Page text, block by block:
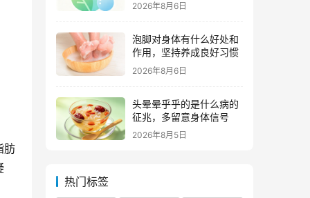
肪
2026年8月6日
泡脚对身体有什么好处和
作用，坚持养成良好习惯
2026年8月6日
头晕晕乎乎的是什么病的
征兆，多留意身体信号
2026年8月5日
热门标签